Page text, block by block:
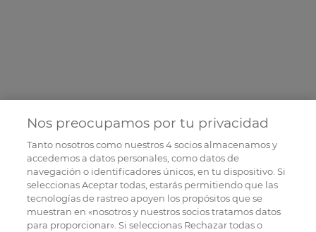
Nos preocupamos por tu privacidad
Tanto nosotros como nuestros4socios almacenamos y
accedemos a datos personales, como datos de
navegación o identificadores únicos, en tu dispositivo. Si
seleccionas Aceptar todas, estarás permitiendo que las
tecnologías de rastreo apoyen los propósitos que se
muestran en «nosotros y nuestros socios tratamos datos
para proporcionar». Si seleccionas Rechazar todas o